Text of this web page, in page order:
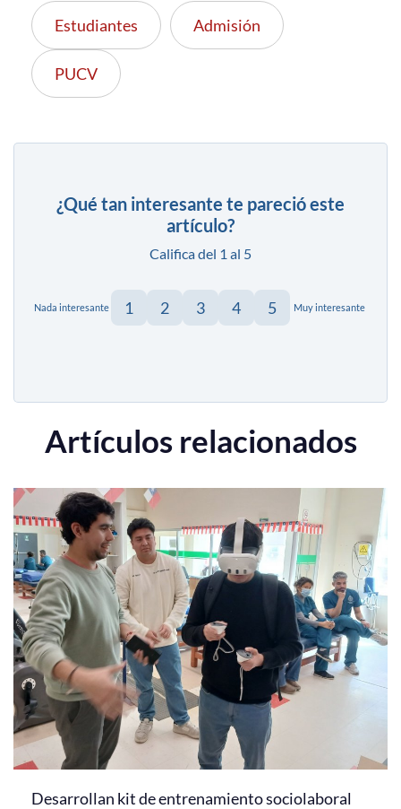
Estudiantes Admisión
PUCV
¿Qué tan interesante te pareció este
artículo?
Califica del 1 al 5
Nada interesante 1 2 3 4 5 Muy interesante
Artículos relacionados
Desarrollan kit de entrenamiento sociolaboral